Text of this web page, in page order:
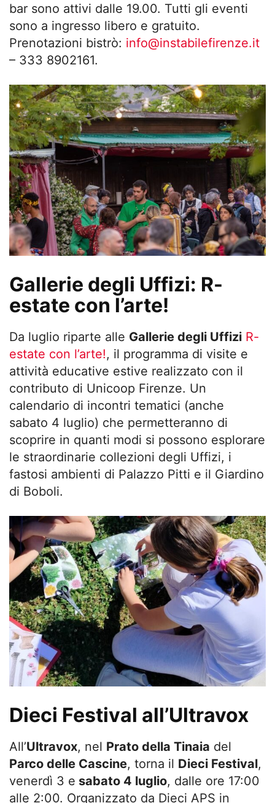
bar sono attivi dalle 19.00. Tutti gli eventi
sono a ingresso libero e gratuito.
Prenotazioni bistrò: info@instabilefirenze.it
– 333 8902161.
Gallerie degli Uffizi: R-
estate con l’arte!
Da luglio riparte alle Gallerie degli Uffizi R-
estate con l’arte!, il programma di visite e
attività educative estive realizzato con il
contributo di Unicoop Firenze. Un
calendario di incontri tematici (anche
sabato 4 luglio) che permetteranno di
scoprire in quanti modi si possono esplorare
le straordinarie collezioni degli Uffizi, i
fastosi ambienti di Palazzo Pitti e il Giardino
di Boboli.
Dieci Festival all’Ultravox
All’Ultravox, nel Prato della Tinaia del
Parco delle Cascine, torna il Dieci Festival,
venerdì 3 e sabato 4 luglio, dalle ore 17:00
alle 2:00. Organizzato da Dieci APS in